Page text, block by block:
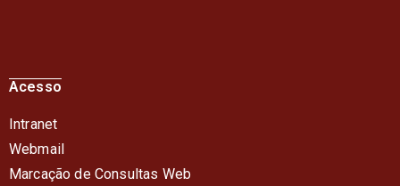
Acesso
Intranet
Webmail
Marcação de Consultas Web